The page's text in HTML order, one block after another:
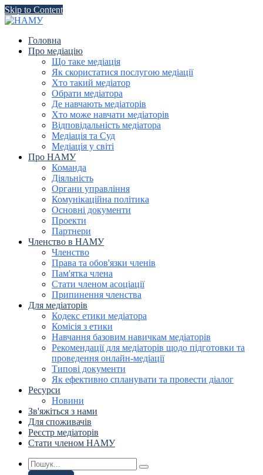
Skip to Content
Головна
Про медіацію
Що таке медіація
Як скористатися послугою медіації
Хто такий медіатор
Обрати медіатора
Де навчають медіаторів
Хто може навчати медіаторів
Відповідальність медіатора
Медіація та Суд
Медіація у світі
Про НАМУ
Команда
Діяльність
Органи управління
Комунікаційна політика
Основні документи
Проекти
Партнери
Членство в НАМУ
Членство
Права та обов'язки членів
Пам'ятка члена
Стати членом асоціації
Припинення членства
Для медіаторів
Кодекс етики медіатора
Комісія з етики
Навчання базовим навичкам медіаторів
Рекомендації для медіаторів щодо підготовки та
проведення онлайн-медіації
Типові документи
Як ефективно спланувати та провести діалог
Ресурси
Новини
Зв'яжіться з нами
Для споживачів
Реєстр медіаторів
Стати членом НАМУ